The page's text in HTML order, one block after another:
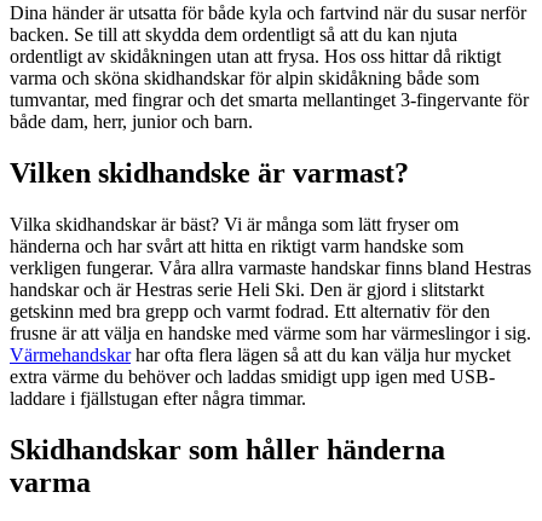
Dina händer är utsatta för både kyla och fartvind när du susar nerför
backen. Se till att skydda dem ordentligt så att du kan njuta
ordentligt av skidåkningen utan att frysa. Hos oss hittar då riktigt
varma och sköna skidhandskar för alpin skidåkning både som
tumvantar, med fingrar och det smarta mellantinget 3-fingervante för
både dam, herr, junior och barn.
Vilken skidhandske är varmast?
Vilka skidhandskar är bäst? Vi är många som lätt fryser om
händerna och har svårt att hitta en riktigt varm handske som
verkligen fungerar. Våra allra varmaste handskar finns bland Hestras
handskar och är Hestras serie Heli Ski. Den är gjord i slitstarkt
getskinn med bra grepp och varmt fodrad. Ett alternativ för den
frusne är att välja en handske med värme som har värmeslingor i sig.
Värmehandskarhar ofta flera lägen så att du kan välja hur mycket
extra värme du behöver och laddas smidigt upp igen med USB-
laddare i fjällstugan efter några timmar.
Skidhandskar som håller händerna
varma